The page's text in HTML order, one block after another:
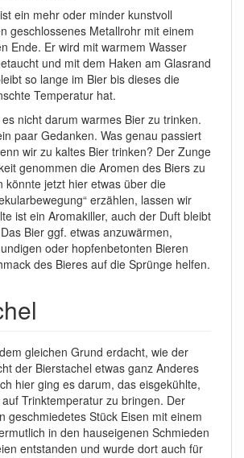
ein mehr oder minder kunstvoll
geschlossenes Metallrohr mit einem
Ende. Er wird mit warmem Wasser
und mit dem Haken am Glasrand
so lange im Bier bis dieses die
Temperatur hat.
nicht darum warmes Bier zu trinken.
paar Gedanken. Was genau passiert
wir zu kaltes Bier trinken? Der Zunge
genommen die Aromen des Biers zu
könnte jetzt hier etwas über die
erzählen, lassen wir
ist ein Aromakiller, auch der Duft bleibt
Bier ggf. etwas anzuwärmen,
oder hopfenbetonten Bieren
des Bieres auf die Sprünge helfen.
gleichen Grund erdacht, wie der
der Bierstachel etwas ganz Anderes
hier ging es darum, das eisgekühlte,
auf Trinktemperatur zu bringen. Der
geschmiedetes Stück Eisen mit einem
in den hauseigenen Schmieden
entstanden und wurde dort auch für